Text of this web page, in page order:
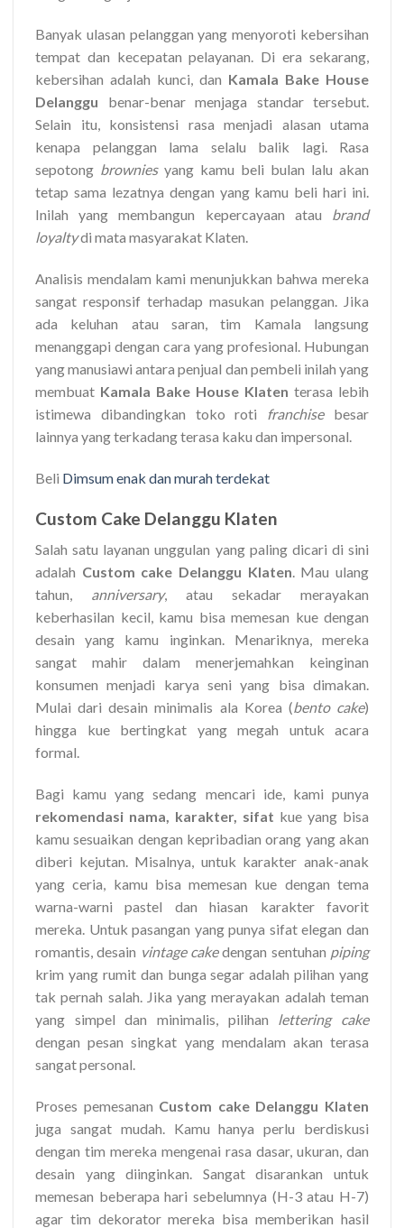
Banyak ulasan pelanggan yang menyoroti kebersihan
tempat dan kecepatan pelayanan. Di era sekarang,
kebersihan adalah kunci, dan Kamala Bake House
Delanggu benar-benar menjaga standar tersebut.
Selain itu, konsistensi rasa menjadi alasan utama
kenapa pelanggan lama selalu balik lagi. Rasa
sepotong browniesyang kamu beli bulan lalu akan
tetap sama lezatnya dengan yang kamu beli hari ini.
Inilah yang membangun kepercayaan atau brand
loyaltydi mata masyarakat Klaten.
Analisis mendalam kami menunjukkan bahwa mereka
sangat responsif terhadap masukan pelanggan. Jika
ada keluhan atau saran, tim Kamala langsung
menanggapi dengan cara yang profesional. Hubungan
yang manusiawi antara penjual dan pembeli inilah yang
membuat Kamala Bake House Klaten terasa lebih
istimewa dibandingkan toko roti franchisebesar
lainnya yang terkadang terasa kaku dan impersonal.
Beli Dimsum enak dan murah terdekat
Custom Cake Delanggu Klaten
Salah satu layanan unggulan yang paling dicari di sini
adalah Custom cake Delanggu Klaten. Mau ulang
tahun, anniversary, atau sekadar merayakan
keberhasilan kecil, kamu bisa memesan kue dengan
desain yang kamu inginkan. Menariknya, mereka
sangat mahir dalam menerjemahkan keinginan
konsumen menjadi karya seni yang bisa dimakan.
Mulai dari desain minimalis ala Korea (bento cake)
hingga kue bertingkat yang megah untuk acara
formal.
Bagi kamu yang sedang mencari ide, kami punya
rekomendasi nama, karakter, sifat kue yang bisa
kamu sesuaikan dengan kepribadian orang yang akan
diberi kejutan. Misalnya, untuk karakter anak-anak
yang ceria, kamu bisa memesan kue dengan tema
warna-warni pastel dan hiasan karakter favorit
mereka. Untuk pasangan yang punya sifat elegan dan
romantis, desain vintage cakedengan sentuhan piping
krim yang rumit dan bunga segar adalah pilihan yang
tak pernah salah. Jika yang merayakan adalah teman
yang simpel dan minimalis, pilihan lettering cake
dengan pesan singkat yang mendalam akan terasa
sangat personal.
Proses pemesanan Custom cake Delanggu Klaten
juga sangat mudah. Kamu hanya perlu berdiskusi
dengan tim mereka mengenai rasa dasar, ukuran, dan
desain yang diinginkan. Sangat disarankan untuk
memesan beberapa hari sebelumnya (H-3 atau H-7)
agar tim dekorator mereka bisa memberikan hasil